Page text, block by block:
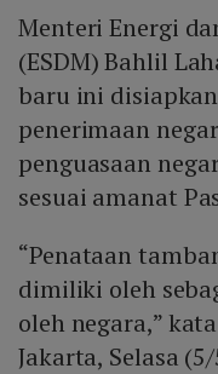
Menteri Energi
(ESDM) Bahlil
baru ini
penerimaan
penguasaan
sesuai amanat
“Penataan
dimiliki oleh
oleh negara,”
Jakarta, Selasa